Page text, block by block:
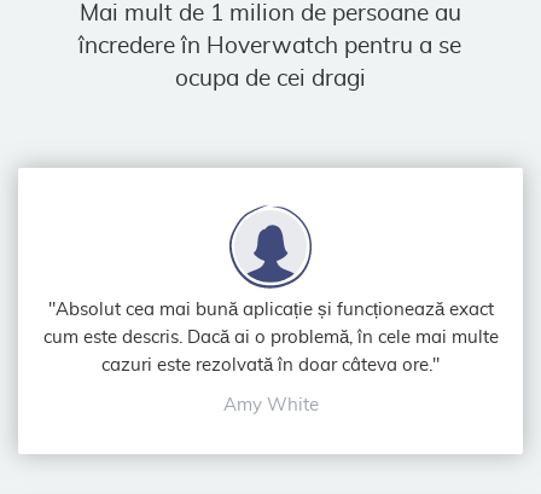
Mai mult de 1 milion de persoane au
încredere în Hoverwatch pentru a se
ocupa de cei dragi
"Absolut cea mai bună aplicație și funcționează exact
cum este descris. Dacă ai o problemă, în cele mai multe
cazuri este rezolvată în doar câteva ore."
Amy White